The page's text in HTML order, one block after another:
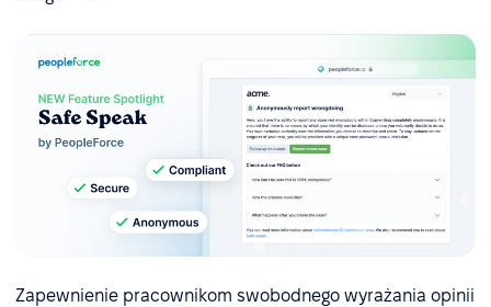
Zapewnienie pracownikom swobodnego wyrażania opinii